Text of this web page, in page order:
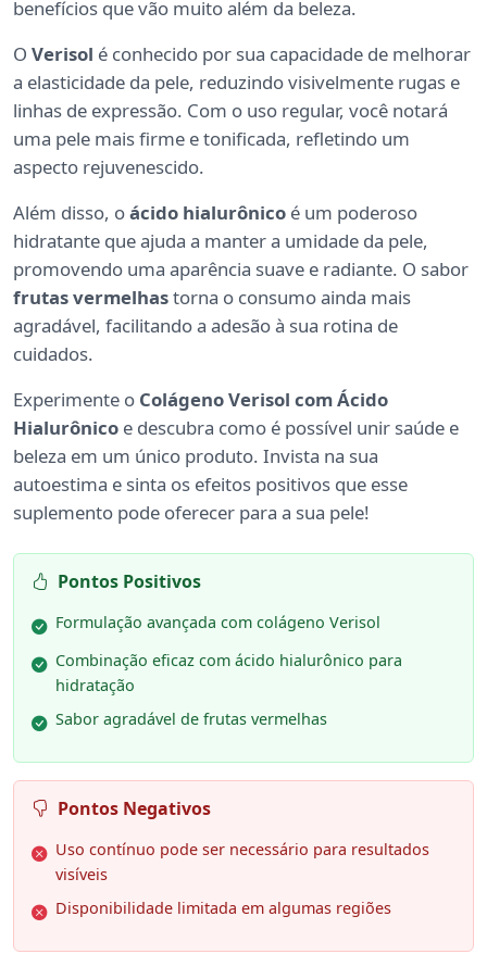
benefícios que vão muito além da beleza.
O Verisol é conhecido por sua capacidade de melhorar
a elasticidade da pele, reduzindo visivelmente rugas e
linhas de expressão. Com o uso regular, você notará
uma pele mais firme e tonificada, refletindo um
aspecto rejuvenescido.
Além disso, oácido hialurônico é um poderoso
hidratante que ajuda a manter a umidade da pele,
promovendo uma aparência suave e radiante. O sabor
frutas vermelhastorna o consumo ainda mais
agradável, facilitando a adesão à sua rotina de
cuidados.
Experimente o Colágeno Verisol com Ácido
Hialurônico e descubra como é possível unir saúde e
beleza em um único produto. Invista na sua
autoestima e sinta os efeitos positivos que esse
suplemento pode oferecer para a sua pele!
Pontos Positivos
Formulação avançada com colágeno Verisol
Combinação eficaz com ácido hialurônico para
hidratação
Sabor agradável de frutas vermelhas
Pontos Negativos
Uso contínuo pode ser necessário para resultados
visíveis
Disponibilidade limitada em algumas regiões